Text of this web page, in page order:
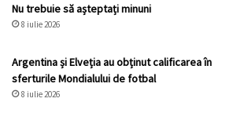
Nu trebuie să așteptați minuni
8 iulie 2026
Argentina și Elveția au obținut calificarea în
sferturile Mondialului de fotbal
8 iulie 2026